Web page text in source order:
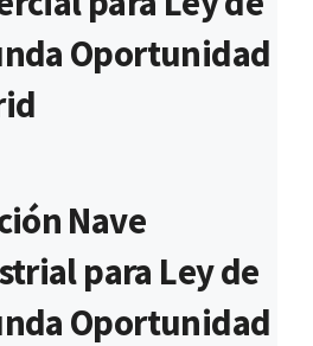
Oportunidad
Nave
para Ley de
Oportunidad